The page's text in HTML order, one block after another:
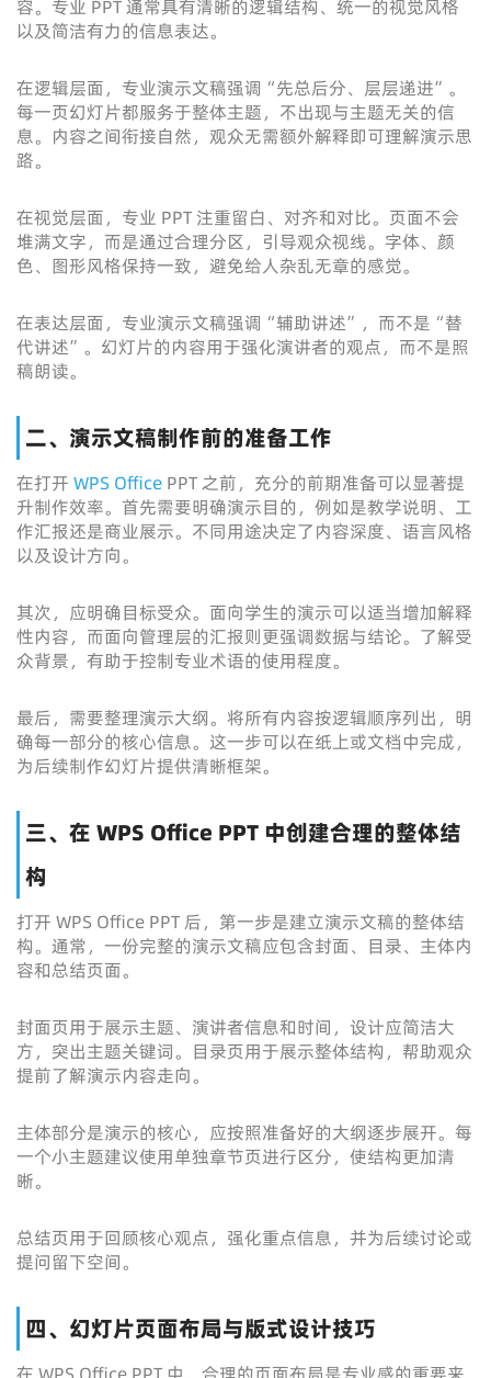
容。专业 PPT 通常具有清晰的逻辑结构、统一的视觉风格
以及简洁有力的信息表达。
在逻辑层面，专业演示文稿强调“先总后分、层层递进”。
每一页幻灯片都服务于整体主题，不出现与主题无关的信
息。内容之间衔接自然，观众无需额外解释即可理解演示思
路。
在视觉层面，专业 PPT 注重留白、对齐和对比。页面不会
堆满文字，而是通过合理分区，引导观众视线。字体、颜
色、图形风格保持一致，避免给人杂乱无章的感觉。
在表达层面，专业演示文稿强调“辅助讲述”，而不是“替
代讲述”。幻灯片的内容用于强化演讲者的观点，而不是照
稿朗读。
二、演示文稿制作前的准备工作
在打开 WPS Office PPT 之前，充分的前期准备可以显著提
升制作效率。首先需要明确演示目的，例如是教学说明、工
作汇报还是商业展示。不同用途决定了内容深度、语言风格
以及设计方向。
其次，应明确目标受众。面向学生的演示可以适当增加解释
性内容，而面向管理层的汇报则更强调数据与结论。了解受
众背景，有助于控制专业术语的使用程度。
最后，需要整理演示大纲。将所有内容按逻辑顺序列出，明
确每一部分的核心信息。这一步可以在纸上或文档中完成，
为后续制作幻灯片提供清晰框架。
三、在 WPS Office PPT 中创建合理的整体结
构
打开 WPS Office PPT 后，第一步是建立演示文稿的整体结
构。通常，一份完整的演示文稿应包含封面、目录、主体内
容和总结页面。
封面页用于展示主题、演讲者信息和时间，设计应简洁大
方，突出主题关键词。目录页用于展示整体结构，帮助观众
提前了解演示内容走向。
主体部分是演示的核心，应按照准备好的大纲逐步展开。每
一个小主题建议使用单独章节页进行区分，使结构更加清
晰。
总结页用于回顾核心观点，强化重点信息，并为后续讨论或
提问留下空间。
四、幻灯片页面布局与版式设计技巧